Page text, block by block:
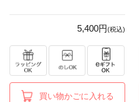
5,400円(税込)
買い物かごに入れる